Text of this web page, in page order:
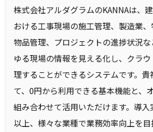
株式会社アルダグラムのKANNAは、
おける工事現場の施工管理、製造業
物品管理、プロジェクトの進捗状況
ゆる現場の情報を見える化し、クラ
理することができるシステムです。貴
て、0円から利用できる基本機能と、
組み合わせて活用いただけます。導
以上、様々な業種で業務効率向上を